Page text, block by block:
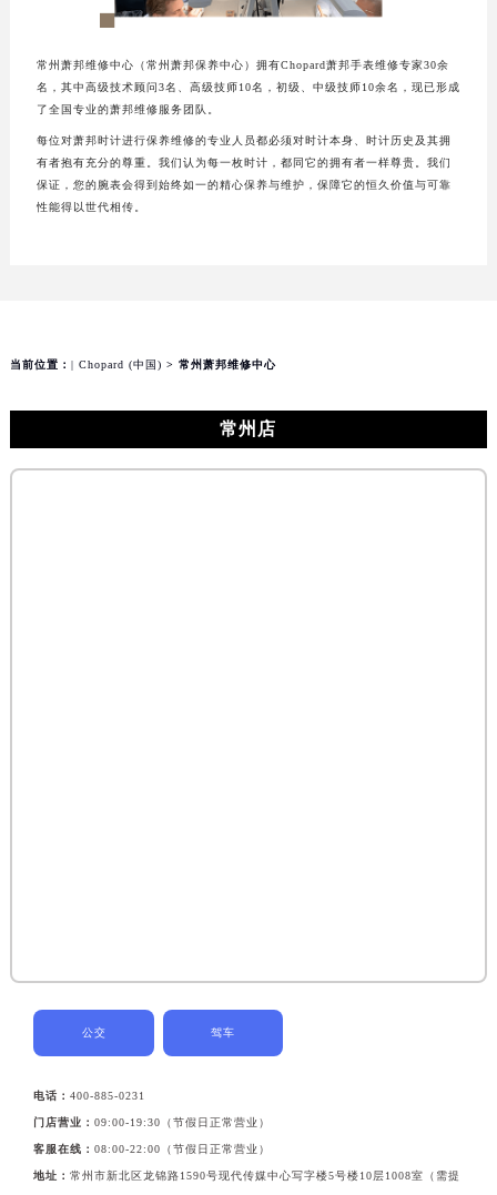
常州萧邦维修中心（常州萧邦保养中心）拥有Chopard萧邦手表维修专家30余
名，其中高级技术顾问3名、高级技师10名，初级、中级技师10余名，现已形成
了全国专业的萧邦维修服务团队。
每位对萧邦时计进行保养维修的专业人员都必须对时计本身、时计历史及其拥
有者抱有充分的尊重。我们认为每一枚时计，都同它的拥有者一样尊贵。我们
保证，您的腕表会得到始终如一的精心保养与维护，保障它的恒久价值与可靠
性能得以世代相传。
当前位置： | Chopard (中国) > 常州萧邦维修中心
常州店
公交 驾车
电话：400-885-0231
门店营业：09:00-19:30（节假日正常营业）
客服在线：08:00-22:00（节假日正常营业）
地址：常州市新北区龙锦路1590号现代传媒中心写字楼5号楼10层1008室（需提